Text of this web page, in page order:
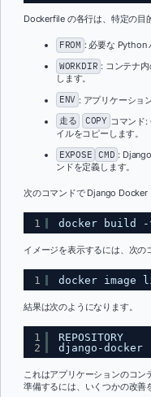
Dockerfile の各行は、特定の目
FROM : 必要な Python
WORKDIR : コンテナ
します。
ENV : アプリケーショ
走る
COPY コマンド
イルをコピーします。
EXPOSE CMD :
ンドを定義します。
次のコマンドで Django Docker
1 docker build
イメージを表示するには、次の
1 docker image
結果は次のようになります。
1
2
REPOSITORY
django-docker
これはアプリケーションのコ
準備するには、いくつかの改善